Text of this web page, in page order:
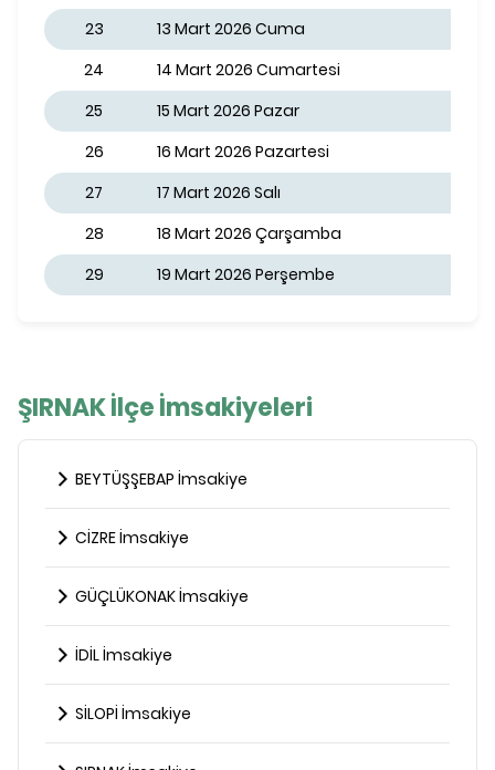
23
13 Mart 2026 Cuma
24
14 Mart 2026 Cumartesi
25
15 Mart 2026 Pazar
26
16 Mart 2026 Pazartesi
27
17 Mart 2026 Salı
28
18 Mart 2026 Çarşamba
29
19 Mart 2026 Perşembe
ŞIRNAK İlçe İmsakiyeleri
BEYTÜŞŞEBAP İmsakiye
CİZRE İmsakiye
GÜÇLÜKONAK İmsakiye
İDİL İmsakiye
SİLOPİ İmsakiye